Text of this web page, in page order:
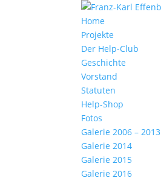
Home
Projekte
Der Help-Club
Geschichte
Vorstand
Statuten
Help-Shop
Fotos
Galerie 2006 – 2013
Galerie 2014
Galerie 2015
Galerie 2016